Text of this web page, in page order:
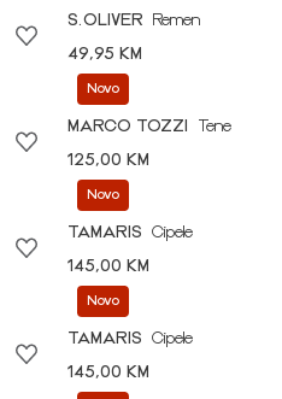
S.OLIVER
Remen
49,95 KM
Novo
MARCO TOZZI
Tene
125,00 KM
Novo
TAMARIS
Cipele
145,00 KM
Novo
TAMARIS
Cipele
145,00 KM